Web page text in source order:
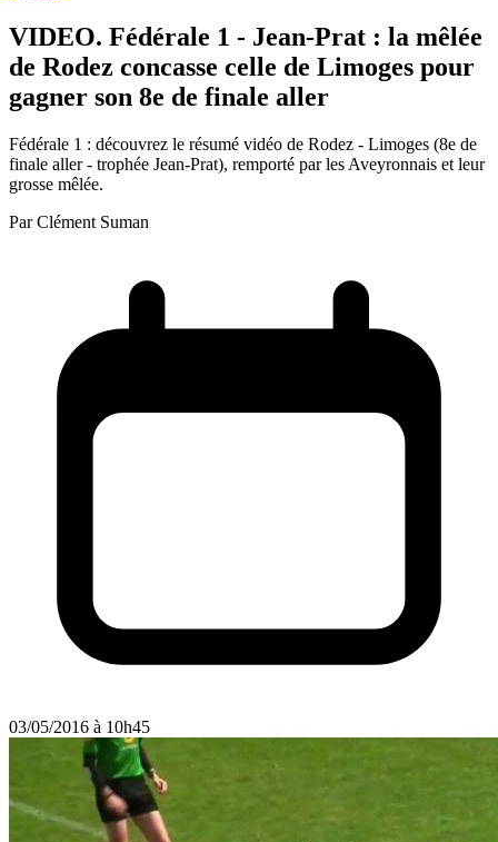
VIDEO. Fédérale 1 - Jean-Prat : la mêlée
de Rodez concasse celle de Limoges pour
gagner son 8e de finale aller
Fédérale 1 : découvrez le résumé vidéo de Rodez - Limoges (8e de
finale aller - trophée Jean-Prat), remporté par les Aveyronnais et leur
grosse mêlée.
Par Clément Suman
03/05/2016 à 10h45